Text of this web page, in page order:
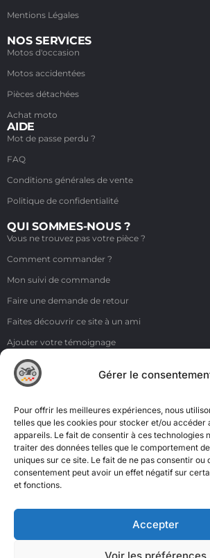
Gérer le
Pour offrir les meilleures expériences, nous
telles que les cookies pour stocker et/ou accéder
appareils. Le fait de consentir à ces technologies
traiter des données telles que le comportement
uniques sur ce site. Le fait de ne pas consentir ou
consentement peut avoir un effet négatif sur
et fonctions.
Accepter
Voir les préférences
Mentions Légales
NOS SERVICES
Motos d'occasion
Motos accidentées
Pièces détachées
Achat moto
AIDE
Mot de passe perdu ?
FAQ
Conditions générales de vente
Politique de confidentialité
QUI SOMMES-NOUS ?
Vous ne trouvez pas votre pièce ?
Comment commander ?
Mon suivi de commande
Faire une demande de retour
Faites découvrir ce site à un ami
Ajouter votre témoignage
Voir tous les témoignages
Liens
NOS COORDONNÉES
ZI de la Moinerie - 8 rue du Roussillon 91220
Email: contact@accimoto.com
Standard : +33(0)1 69 88 16 16